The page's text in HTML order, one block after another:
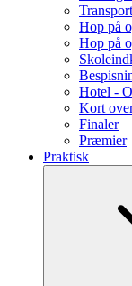
Hop på
Hop på
Hotel -
Kort
Finaler
Præmier
Praktisk